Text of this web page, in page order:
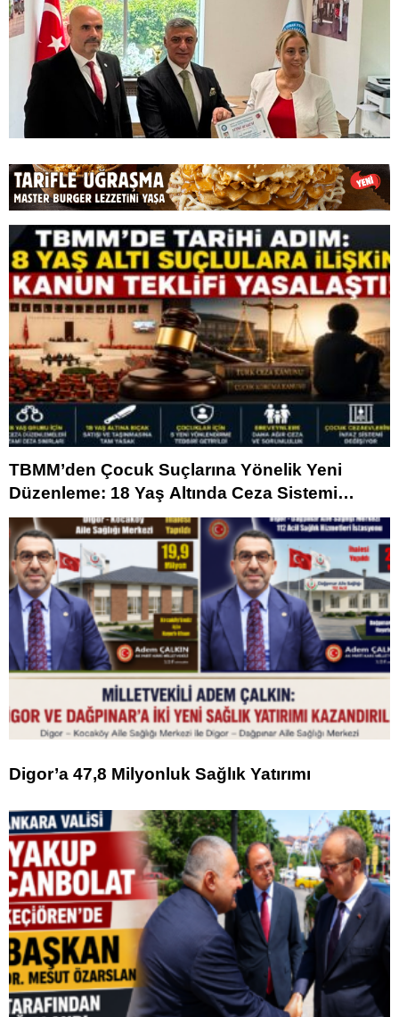
TBMM’den Çocuk Suçlarına Yönelik Yeni
Düzenleme: 18 Yaş Altında Ceza Sistemi
Değişiyor
Digor’a 47,8 Milyonluk Sağlık Yatırımı